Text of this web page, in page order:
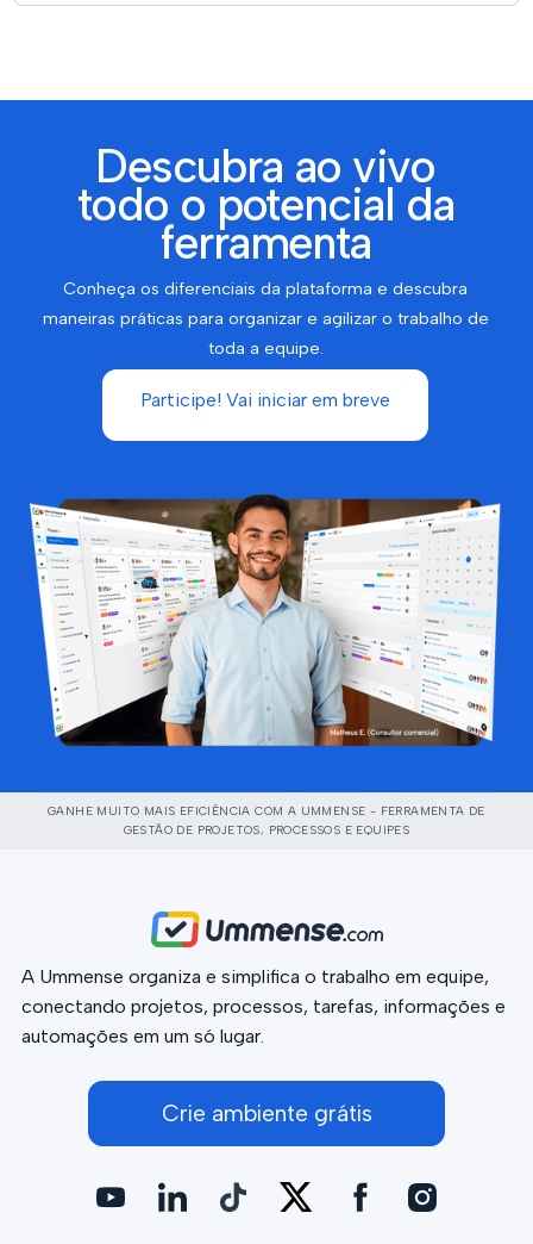
Descubra ao vivo
todo o potencial da
ferramenta
Conheça os diferenciais da plataforma e descubra
maneiras práticas para organizar e agilizar o trabalho de
toda a equipe.
Participe! Vai iniciar em breve
GANHE MUITO MAIS EFICIÊNCIA COM A UMMENSE - FERRAMENTA DE
GESTÃO DE PROJETOS, PROCESSOS E EQUIPES
A Ummense organiza e simplifica o trabalho em equipe,
conectando projetos, processos, tarefas, informações e
automações em um só lugar.
Crie ambiente grátis